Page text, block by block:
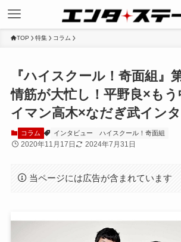
TOP 特集 コラム
『ハイスクール！奇面組』
情筋が大忙し！平野良×もう
イマン高木×なだぎ武イン
コラム インタビュー ハイスクール！奇面組
2020年11月17日 2024年7月31日
当ページには広告が含まれています